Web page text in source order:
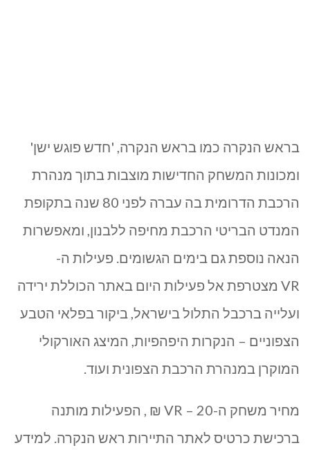
בראש הנקרה כמו בראש הנקרה, 'חדש פוגש ישן'
ומכונות המשחק החדישות מוצבות בתוך מנהרת
הרכבת הדרומית בה עברה לפני 80 שנה בתקופת
המנדט הבריטי הרכבת מחיפה ללבנון, ומאפשרות
הנאה נוספת גם בימים הגשומים. פעילות ה-
VR מצטרפת אל פעילות היום באתר הכוללת ירידה
ועלייה ברכבל התלול בישראל, ביקור בפלאי הטבע
הצפוניים – הנקרות היפהפיות, המיצג האורקולי
המוקרן במנהרת הרכבת הצפונית ועוד.
מחיר משחק ה-VR – 20 ₪ , הפעילות מותנה
ברכישת כרטיס לאתר התיירות ראש הנקרה. למידע